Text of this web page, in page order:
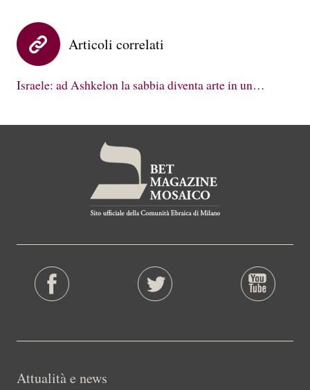
Articoli correlati
Israele: ad Ashkelon la sabbia diventa arte in un…
Attualità e news